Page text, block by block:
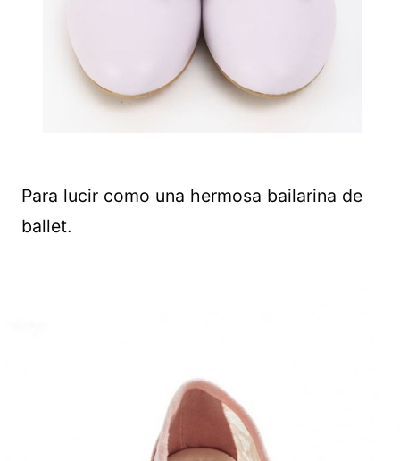
Para lucir como una hermosa bailarina de
ballet.